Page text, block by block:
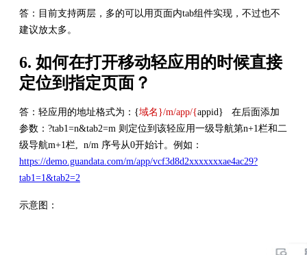
答：目前支持两层，多的可以用页面内tab组件实现，不过也不
建议放太多。
6. 如何在打开移动轻应用的时候直接
定位到指定页面？
答：轻应用的地址格式为：{域名}/m/app/{appid} 在后面添加
参数：?tab1=n&tab2=m 则定位到该轻应用一级导航第n+1栏和二
级导航m+1栏, n/m 序号从0开始计。例如：
https://demo.guandata.com/m/app/vcf3d8d2xxxxxxxae4ac29?
tab1=1&tab2=2
示意图：